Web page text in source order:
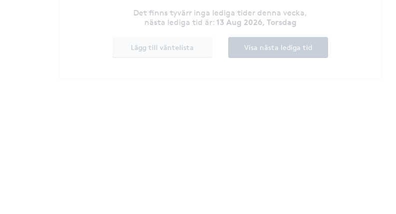
Det finns tyvärr inga lediga tider denna vecka,
nästa lediga tid är: 13 Aug 2026, Torsdag
Lägg till väntelista Visa nästa lediga tid